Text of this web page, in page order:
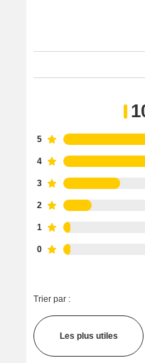
5
4
3
2
1
0
Trier par :
Les plus utiles